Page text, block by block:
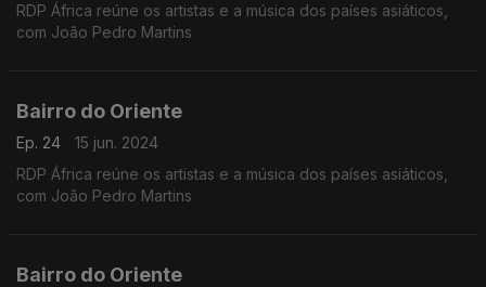
RDP África reúne os artistas e a música dos países asiáticos,
com João Pedro Martins
Bairro do Oriente
Ep. 24
15 jun. 2024
RDP África reúne os artistas e a música dos países asiáticos,
com João Pedro Martins
Bairro do Oriente